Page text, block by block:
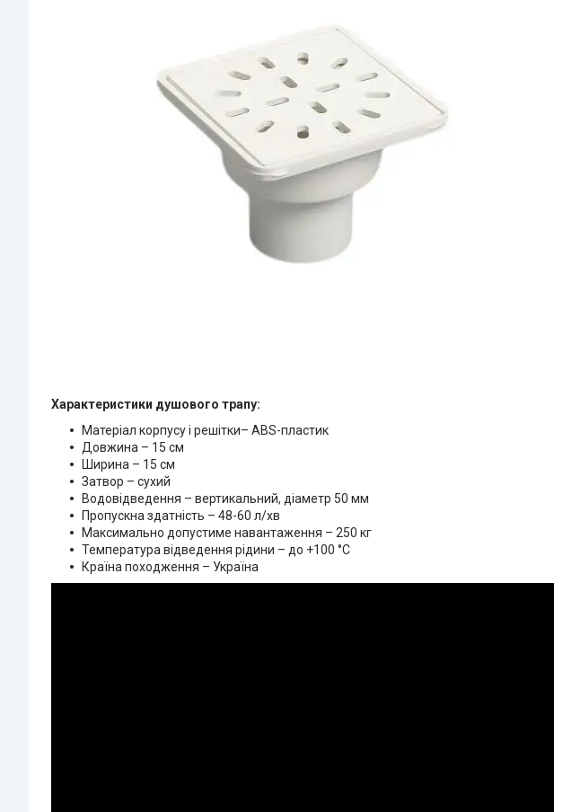
Характеристики душового трапу:
Матеріал корпусу і решітки– ABS-пластик
Довжина – 15 см
Ширина – 15 см
Затвор – сухий
Водовідведення – вертикальний, діаметр 50 мм
Пропускна здатність – 48-60 л/хв
Максимально допустиме навантаження – 250 кг
Температура відведення рідини – до +100 °C
​Країна походження – Україна